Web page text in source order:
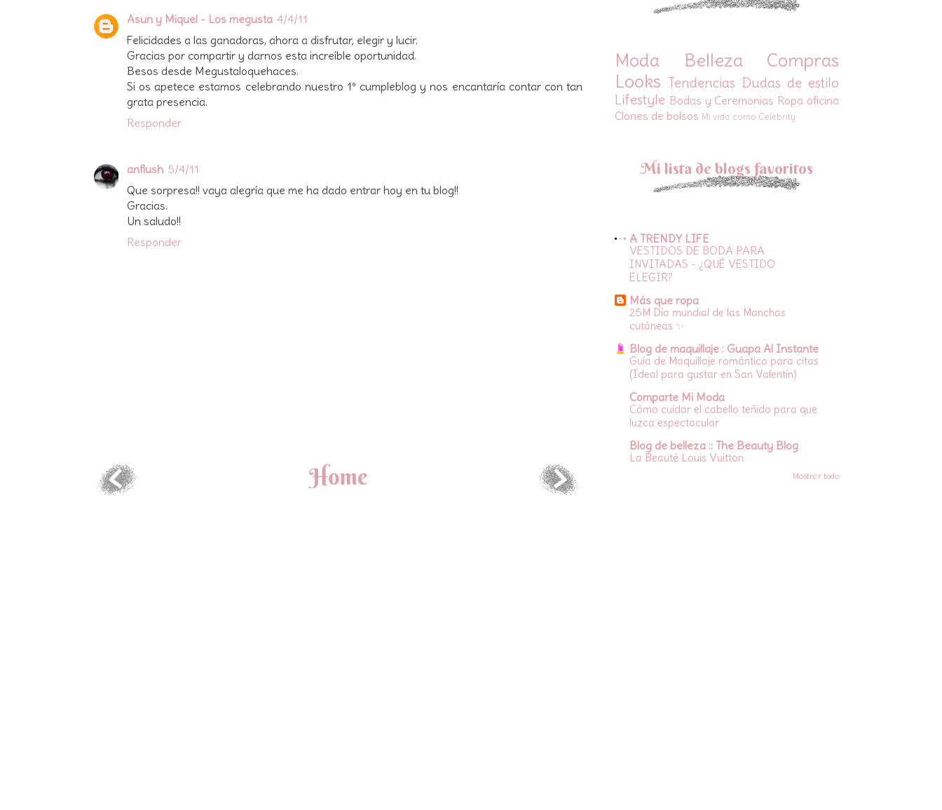
Asun y Miquel - Los megusta 4/4/11
Felicidades a las ganadoras, ahora a disfrutar, elegir y lucir.
Gracias por compartir y darnos esta increíble oportunidad.
Besos desde Megustaloquehaces.
Si os apetece estamos celebrando nuestro 1º cumpleblog y nos encantaría contar con tan
grata presencia.
Responder
anflush 5/4/11
Que sorpresa!! vaya alegría que me ha dado entrar hoy en tu blog!!
Gracias.
Un saludo!!
Responder
Moda Belleza
Compras
Looks Tendencias Dudas de estilo
Lifestyle Bodas y Ceremonias Ropa oficina
Clones de bolsos Mi vida como Celebrity
Mi lista de blogs favoritos
A TRENDY LIFE
VESTIDOS DE BODA PARA
INVITADAS - ¿QUÉ VESTIDO
ELEGIR?
Más que ropa
25M Día mundial de las Manchas
cutáneas ✨
Blog de maquillaje : Guapa Al Instante
Guía de Maquillaje romántico para citas
(Ideal para gustar en San Valentín)
Comparte Mi Moda
Cómo cuidar el cabello teñido para que
luzca espectacular
Blog de belleza :: The Beauty Blog
La Beauté Louis Vuitton
Mostrar todo